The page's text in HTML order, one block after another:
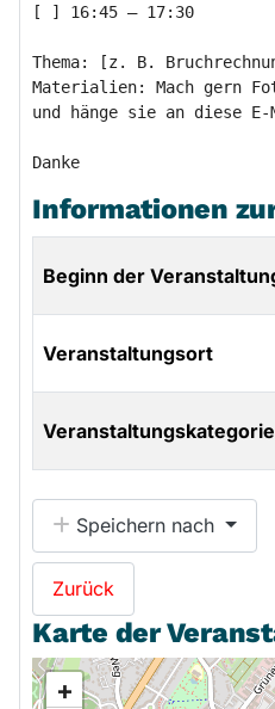
[ ] 16:45 – 17:30
Thema: [z. B.
Materialien: Mach gern
und hänge sie an diese
Informationen
Beginn der
Veranstaltungsort
Speichern nach
Zurück
Karte der
+